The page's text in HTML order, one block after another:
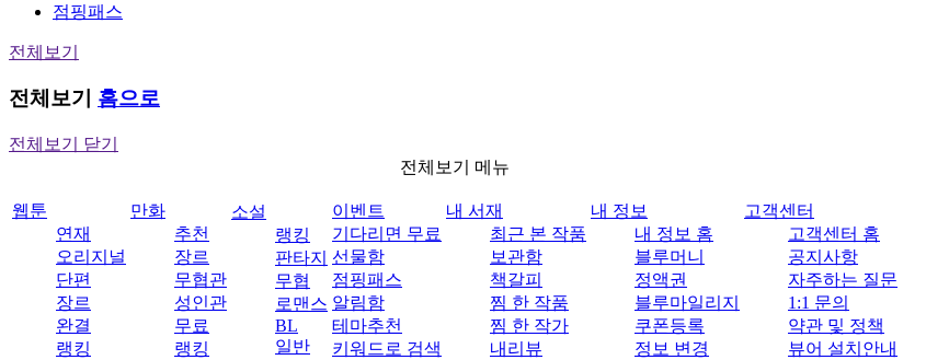
점핑패스
전체보기
전체보기 홈으로
전체보기 닫기
전체보기 메뉴
웹툰
연재
오리지널
단편
장르
완결
랭킹
만화
추천
장르
무협관
성인관
무료
랭킹
소설
랭킹
판타지
무협
로맨스
BL
일반
이벤트
기다리면 무료
선물함
점핑패스
알림함
테마추천
키워드로 검색
내 서재
최근 본 작품
보관함
책갈피
찜 한 작품
찜 한 작가
내리뷰
내 정보
내 정보 홈
블루머니
정액권
블루마일리지
쿠폰등록
정보 변경
고객센터
고객센터 홈
공지사항
자주하는 질문
1:1 문의
약관 및 정책
뷰어 설치안내